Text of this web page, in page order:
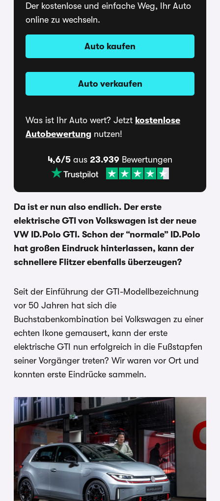
Der kostenlose und einfache Weg, Ihr Auto
online zu wechseln.
Auto kaufen
Auto verkaufen
Was ist Ihr Auto wert? Jetzt kostenlose
Autobewertung nutzen!
4,6/5 aus 23.939 Bewertungen
Da ist er nun also endlich. Der erste
elektrische GTI von Volkswagen ist der neue
VW ID.Polo GTI. Schon der “normale” ID.Polo
hat großen Eindruck hinterlassen, kann der
schnellere Flitzer ebenfalls überzeugen?
Seit der Einführung der GTI-Modellbezeichnung
vor 50 Jahren hat sich die
Buchstabenkombination bei Volkswagen zu einer
echten Ikone gemausert, kann der erste
elektrische GTI nun erfolgreich in die Fußstapfen
seiner Vorgänger treten? Wir waren vor Ort und
konnten erste Eindrücke sammeln.